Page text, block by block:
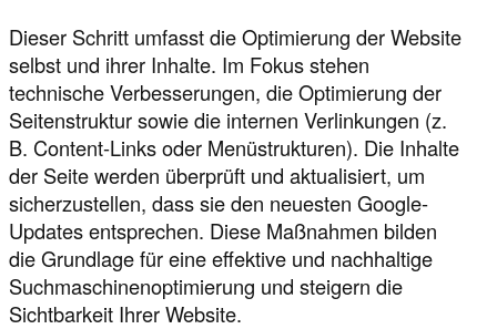
Dieser Schritt umfasst die Optimierung der Website
selbst und ihrer Inhalte. Im Fokus stehen
technische Verbesserungen, die Optimierung der
Seitenstruktur sowie die internen Verlinkungen (z.
B. Content-Links oder Menüstrukturen). Die Inhalte
der Seite werden überprüft und aktualisiert, um
sicherzustellen, dass sie den neuesten Google-
Updates entsprechen. Diese Maßnahmen bilden
die Grundlage für eine effektive und nachhaltige
Suchmaschinenoptimierung und steigern die
Sichtbarkeit Ihrer Website.